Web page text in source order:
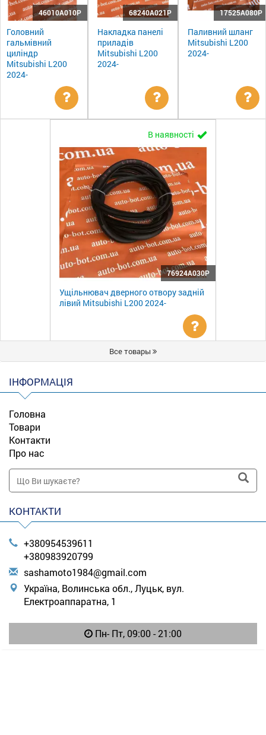
46010A010P
Головний
гальмівний
циліндр
Mitsubishi L200
2024-
Уточнити
68240A021P
Накладка панелі
приладів
Mitsubishi L200
2024-
Уточнити
ціну
17525A080P
Паливний шланг
Mitsubishi L200
2024-
В наявності
76924A030P
Ущільнювач дверного отвору задній
лівий Mitsubishi L200 2024-
Уточнити
ціну
Все товары
ІНФОРМАЦІЯ
Головна
Товари
Контакти
Про нас
КОНТАКТИ
+380954539611
+380983920799
sashamoto1984@gmail.com
Україна, Волинська обл., Луцьк, вул.
Електроаппаратна, 1
Пн- Пт, 09:00 - 21:00